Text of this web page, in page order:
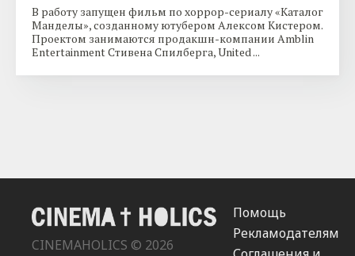
В работу запущен фильм по хоррор-сериалу «Каталог
Манделы», созданному ютубером Алексом Кистером.
Проектом занимаются продакшн-компании Amblin
Entertainment Стивена Спилберга, United ...
CINEMAHOLICS © 2026
Помощь
Рекламодателям